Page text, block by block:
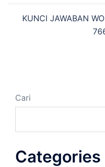
KUNCI JAWABAN
Cari
Categories